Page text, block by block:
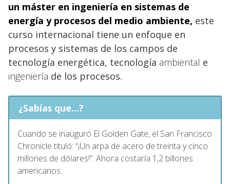
un máster en ingeniería en sistemas de
energía y procesos del medio ambiente, este
curso internacional tiene un enfoque en
procesos y sistemas de los campos de
tecnología energética, tecnología ambiental e
ingeniería de los procesos.
¿Sabías que...?
Cuando se inauguró El Golden Gate, el San Francisco
Chronicle tituló: “¡Un arpa de acero de treinta y cinco
millones de dólares!”. Ahora costaría 1,2 billones
americanos.